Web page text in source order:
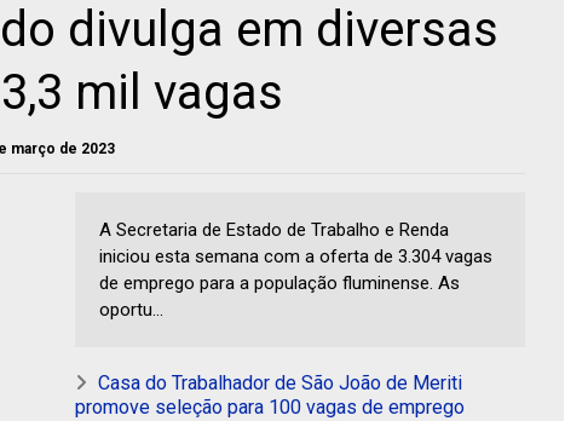
divulga em diversas
mil vagas
março de 2023
A Secretaria de Estado de Trabalho e Renda
iniciou esta semana com a oferta de 3.304 vagas
de emprego para a população fluminense. As
oportu...
Casa do Trabalhador de São João de Meriti
promove seleção para 100 vagas de emprego